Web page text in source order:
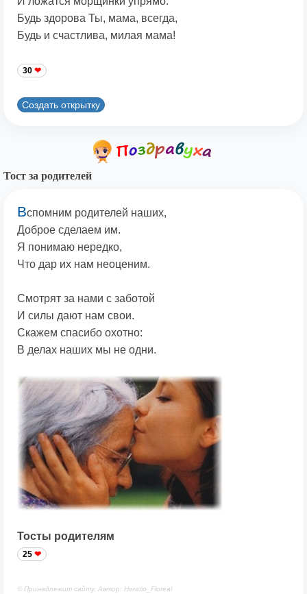
Будь здорова Ты, мама, всегда,
Будь и счастлива, милая мама!
30
Создать открытку
Тост за родителей
Вспомним родителей наших,
Доброе сделаем им.
Я понимаю нередко,
Что дар их нам неоценим.
Смотрят за нами с заботой
И силы дают нам свои.
Скажем спасибо охотно:
В делах наших мы не одни.
Тосты родителям
25
© Принадлежит сайту. Автор: Horatio_Floreal